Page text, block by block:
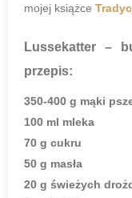
mojej książce
Lussekatter –
przepis:
350-400 g mąki
100 ml mleka
70 g cukru
50 g masła
20 g świeżych